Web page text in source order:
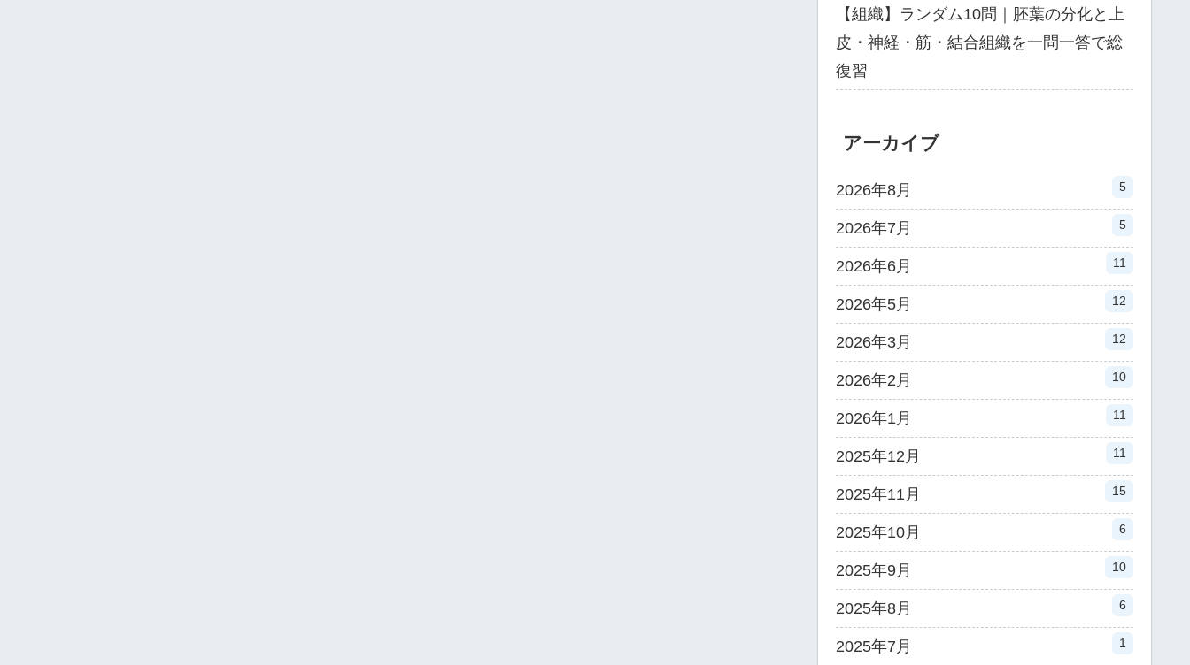
【組織】ランダム10問｜胚葉の分化と上
皮・神経・筋・結合組織を一問一答で総
復習
アーカイブ
2026年8月 5
2026年7月 5
2026年6月 11
2026年5月 12
2026年3月 12
2026年2月 10
2026年1月 11
2025年12月 11
2025年11月 15
2025年10月 6
2025年9月 10
2025年8月 6
2025年7月 1